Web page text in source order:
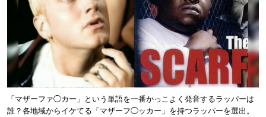
「マザーファ◯カー」という単語を一番かっこよく発音するラッパーは
誰？各地域からイケてる「マザーフ◯ッカー」を持つラッパーを選出。